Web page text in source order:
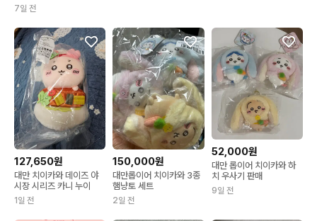
7일 전
127,650원
대만 치이카와 데이즈 야
시장 시리즈 카니 누이
1일 전
150,000원
대만롭이어 치이카와 3종
햄냥토 세트
2일 전
52,000원
대만 롭이어 치이카와 하
치 우사기 판매
9일 전